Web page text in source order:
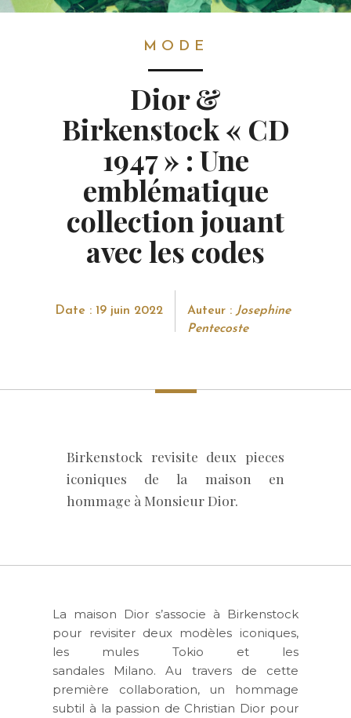
MODE
Dior &
Birkenstock « CD
1947 » : Une
emblématique
collection jouant
avec les codes
Date : 19 juin 2022 Auteur : Josephine
Pentecoste
Birkenstock revisite deux pieces
iconiques de la maison en
hommage à Monsieur Dior.
La maison Dior s’associe à Birkenstock
pour revisiter deux modèles iconiques,
les mules Tokio et les
sandales Milano. Au travers de cette
première collaboration, un hommage
subtil à la passion de Christian Dior pour